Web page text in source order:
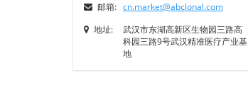
邮箱: cn.market@abclonal.com
地址:
武汉市东湖高新区生物园三路高
科园三路9号武汉精准医疗产业基
地